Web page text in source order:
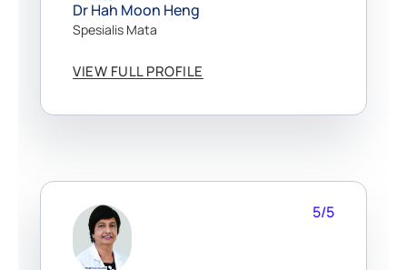
Dr Hah Moon Heng
Spesialis Mata
VIEW FULL PROFILE
5/5